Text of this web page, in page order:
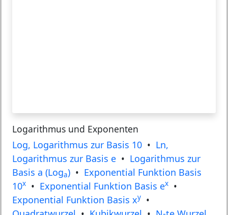
Logarithmus und Exponenten
Log, Logarithmus zur Basis 10 • Ln,
Logarithmus zur Basis e • Logarithmus zur
Basis a (Loga) • Exponential Funktion Basis
10x • Exponential Funktion Basis ex
•
Exponential Funktion Basis xy
•